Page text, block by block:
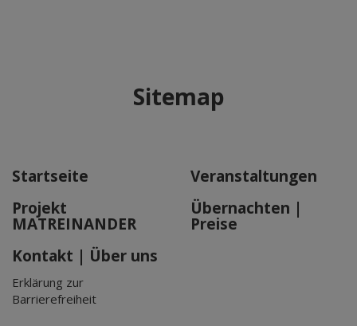
Sitemap
Startseite
Veranstaltungen
Projekt
MATREINANDER
Übernachten |
Preise
Kontakt | Über uns
Erklärung zur
Barrierefreiheit